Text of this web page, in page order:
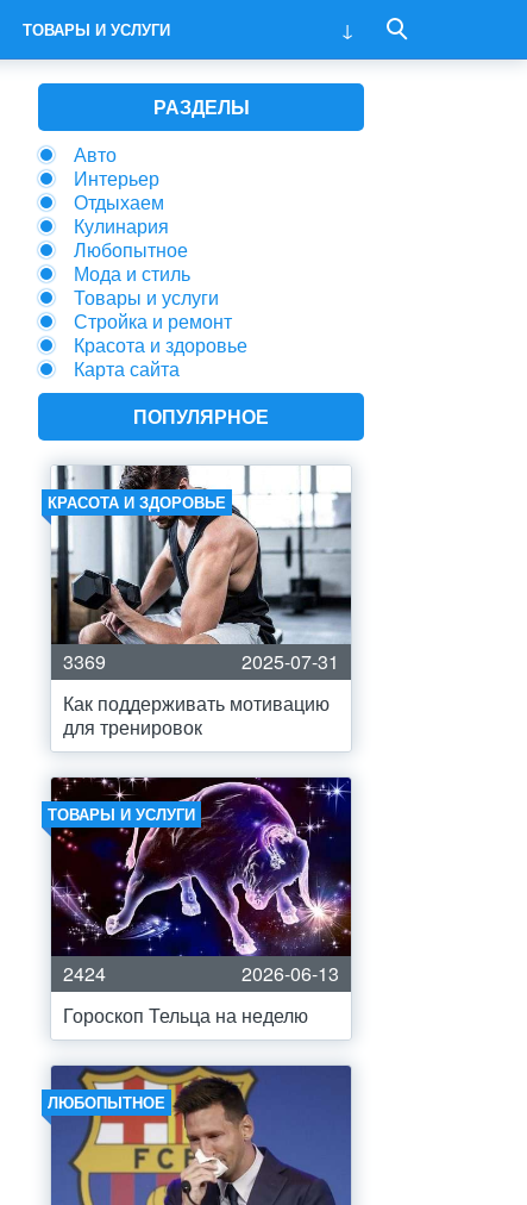
ТОВАРЫ И УСЛУГИ
РАЗДЕЛЫ
Авто
Интерьер
Отдыхаем
Кулинария
Любопытное
Мода и стиль
Товары и услуги
Стройка и ремонт
Красота и здоровье
Карта сайта
ПОПУЛЯРНОЕ
КРАСОТА И ЗДОРОВЬЕ
3369
2025-07-31
Как поддерживать мотивацию
для тренировок
ТОВАРЫ И УСЛУГИ
2424
2026-06-13
Гороскоп Тельца на неделю
ЛЮБОПЫТНОЕ